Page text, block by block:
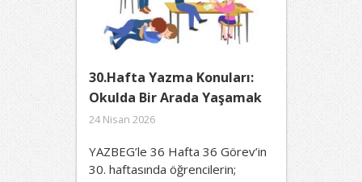
30.Hafta Yazma Konuları:
Okulda Bir Arada Yaşamak
24 Nisan 2026
YAZBEG’le 36 Hafta 36 Görev’in
30. haftasında öğrencilerin;